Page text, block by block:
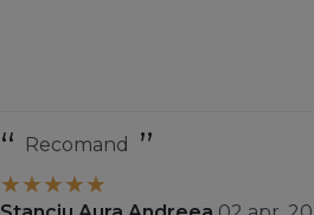
Recomand